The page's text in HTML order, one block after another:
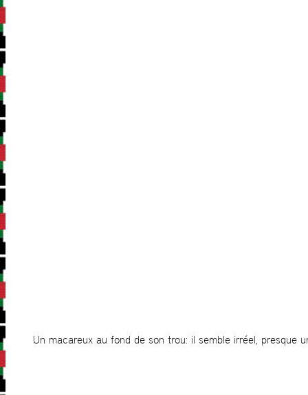
Un macareux au fond de son trou: il semble irréel, presque